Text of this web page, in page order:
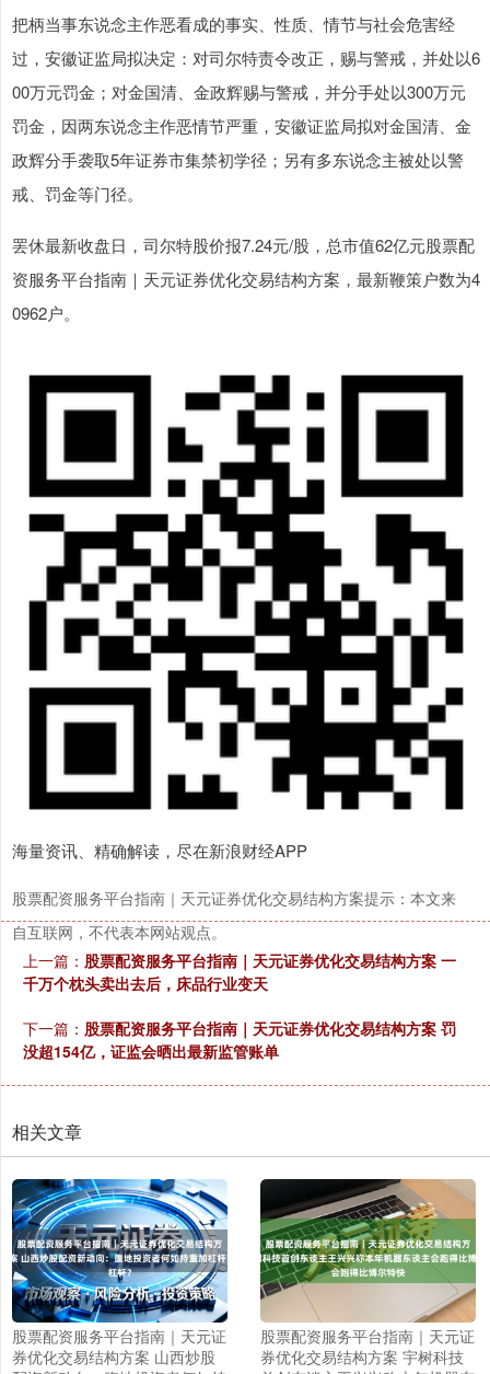
把柄当事东说念主作恶看成的事实、性质、情节与社会危害经
过，安徽证监局拟决定：对司尔特责令改正，赐与警戒，并处以6
00万元罚金；对金国清、金政辉赐与警戒，并分手处以300万元
罚金，因两东说念主作恶情节严重，安徽证监局拟对金国清、金
政辉分手袭取5年证券市集禁初学径；另有多东说念主被处以警
戒、罚金等门径。
罢休最新收盘日，司尔特股价报7.24元/股，总市值62亿元股票配
资服务平台指南｜天元证券优化交易结构方案，最新鞭策户数为4
0962户。
海量资讯、精确解读，尽在新浪财经APP
股票配资服务平台指南｜天元证券优化交易结构方案提示：本文来
自互联网，不代表本网站观点。
上一篇： 股票配资服务平台指南｜天元证券优化交易结构方案 一
千万个枕头卖出去后，床品行业变天
下一篇： 股票配资服务平台指南｜天元证券优化交易结构方案 罚
没超154亿，证监会晒出最新监管账单
相关文章
股票配资服务平台指南｜天元证
券优化交易结构方案 山西炒股
股票配资服务平台指南｜天元证
券优化交易结构方案 宇树科技